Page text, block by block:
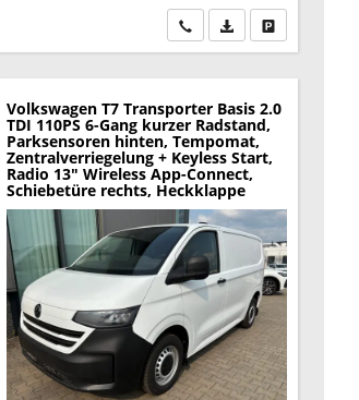
Wir rufen Sie an
PDF-Datei,Drucken,
Volkswagen T7 Transporter Basis 2.0
TDI 110PS 6-Gang kurzer Radstand,
Parksensoren hinten, Tempomat,
Zentralverriegelung + Keyless Start,
Radio 13" Wireless App-Connect,
Schiebetüre rechts, Heckklappe